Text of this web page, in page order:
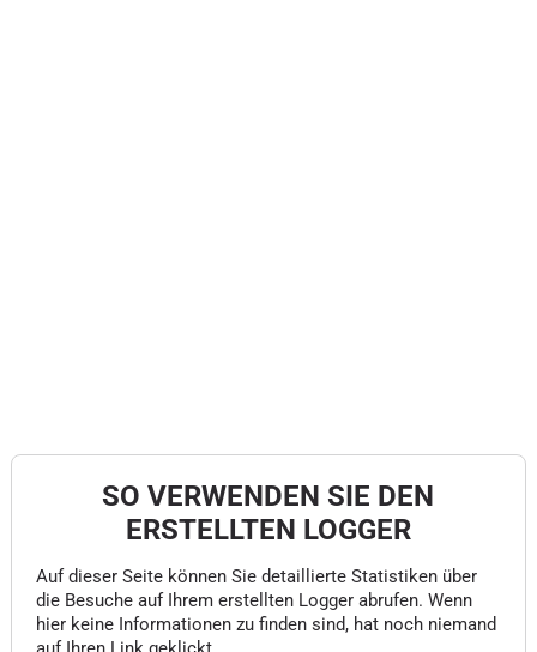
SO VERWENDEN SIE DEN
ERSTELLTEN LOGGER
Auf dieser Seite können Sie detaillierte Statistiken über
die Besuche auf Ihrem erstellten Logger abrufen. Wenn
hier keine Informationen zu finden sind, hat noch niemand